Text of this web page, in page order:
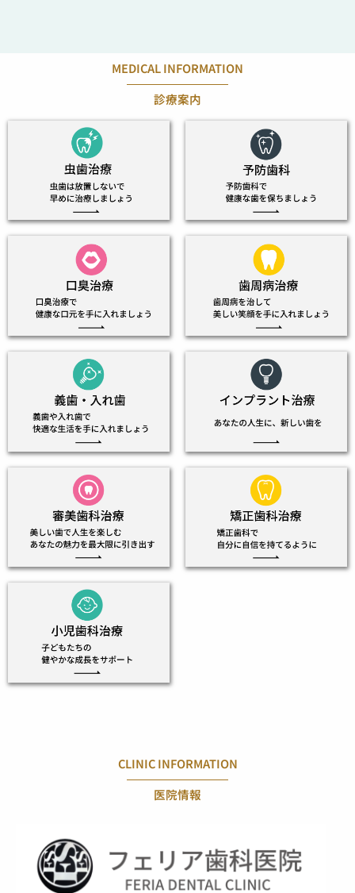
MEDICAL INFORMATION
診療案内
CLINIC INFORMATION
医院情報